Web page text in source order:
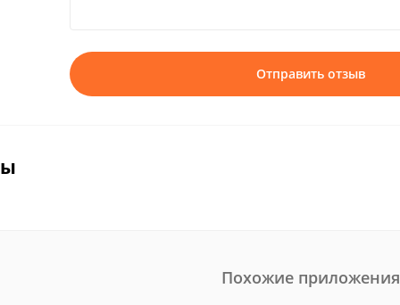
Отправить отзыв
Похожие приложения